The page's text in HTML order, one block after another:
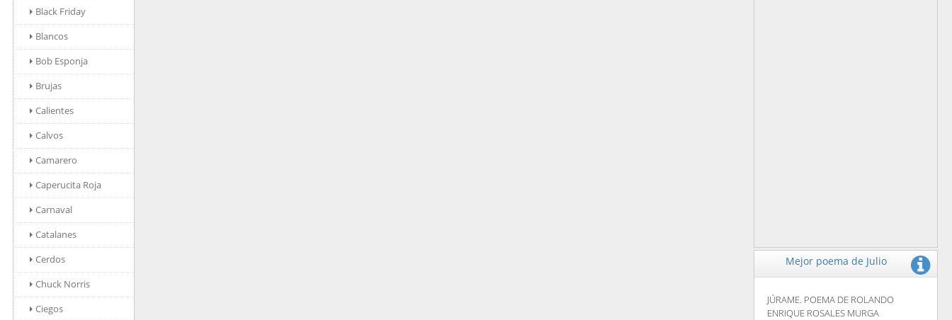
Black Friday
Blancos
Bob Esponja
Brujas
Calientes
Calvos
Camarero
Caperucita Roja
Carnaval
Catalanes
Cerdos
Chuck Norris
Ciegos
Mejor poema de Julio
JÚRAME. POEMA DE ROLANDO
ENRIQUE ROSALES MURGA